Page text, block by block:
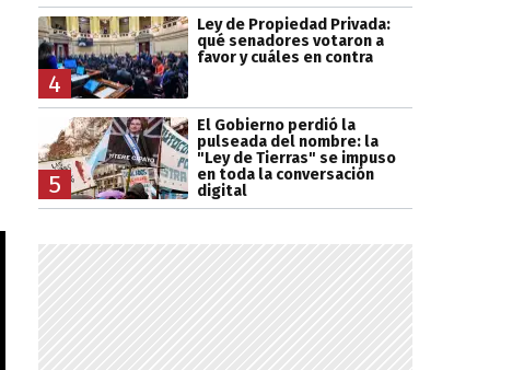
4
Ley de Propiedad Privada:
qué senadores votaron a
favor y cuáles en contra
5
El Gobierno perdió la
pulseada del nombre: la
"Ley de Tierras" se impuso
en toda la conversación
digital